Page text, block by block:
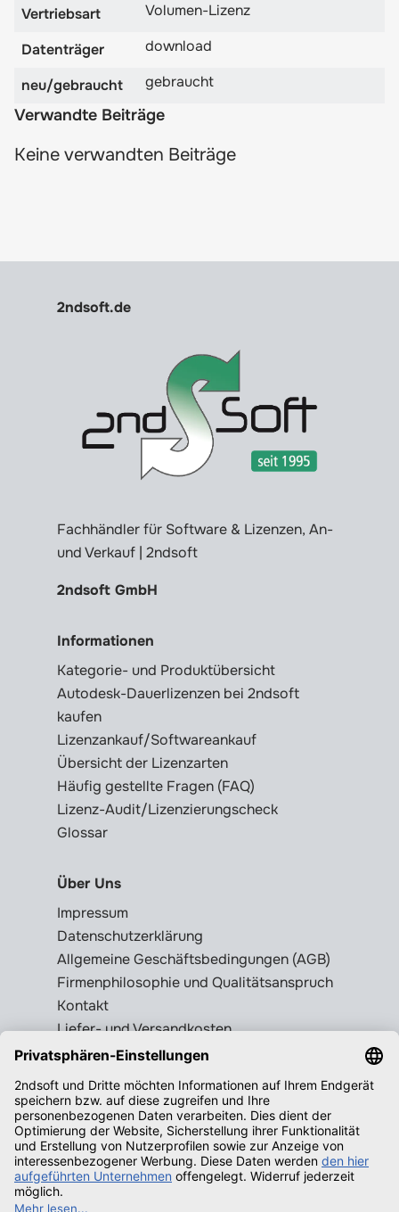
Vertriebsart Volumen-Lizenz
Datenträger download
neu/gebraucht gebraucht
Verwandte Beiträge
Keine verwandten Beiträge
2ndsoft.de
Fachhändler für Software & Lizenzen, An-
und Verkauf | 2ndsoft
2ndsoft GmbH
Informationen
Kategorie- und Produktübersicht
Autodesk-Dauerlizenzen bei 2ndsoft
kaufen
Lizenzankauf/Softwareankauf
Übersicht der Lizenzarten
Häufig gestellte Fragen (FAQ)
Lizenz-Audit/Lizenzierungscheck
Glossar
Über Uns
Impressum
Datenschutzerklärung
Allgemeine Geschäftsbedingungen (AGB)
Firmenphilosophie und Qualitätsanspruch
Kontakt
Liefer- und Versandkosten
Rückgabebedingungen
Wissenswertes
Legale Gebrauchtsoftware erkennen
Produktschlüssel = Lizenz?
Microsoft Office legal erwerben
Qualifizierende Betriebssysteme f.